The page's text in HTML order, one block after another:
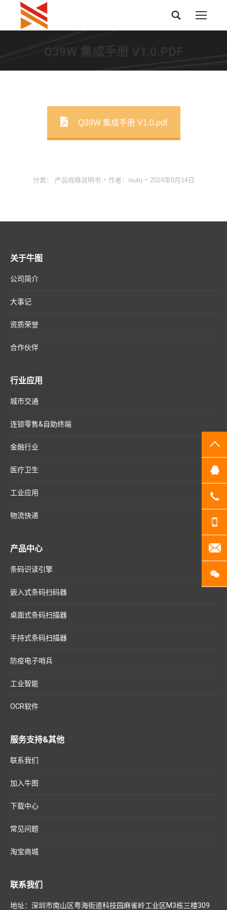
搜
Q39W 集成手册 V1.0.pdf
分类： 产品规格说明书 作者： niutu 2024年8月14日
关于牛图
公司简介
大事记
资质荣誉
合作伙伴
行业应用
城市交通
连锁零售&自助终端
金融行业
医疗卫生
工业应用
物流快递
产品中心
条码识读引擎
嵌入式条码扫码器
桌面式条码扫描器
手持式条码扫描器
防疫电子哨兵
工业智能
OCR软件
服务支持&其他
联系我们
加入牛图
下载中心
常见问题
淘宝商城
联系我们
地址：深圳市南山区粤海街道科技园麻雀岭工业区M3栋三楼309
扫